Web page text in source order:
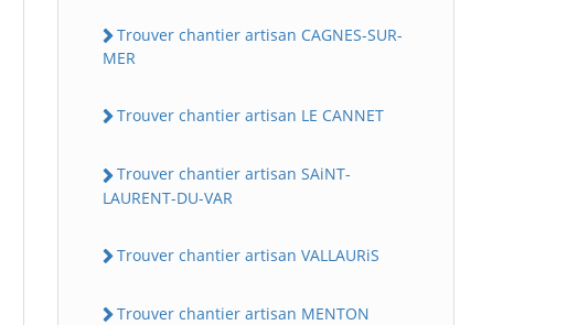
Trouver chantier artisan CAGNES-SUR-
MER
Trouver chantier artisan LE CANNET
Trouver chantier artisan SAiNT-
LAURENT-DU-VAR
Trouver chantier artisan VALLAURiS
Trouver chantier artisan MENTON